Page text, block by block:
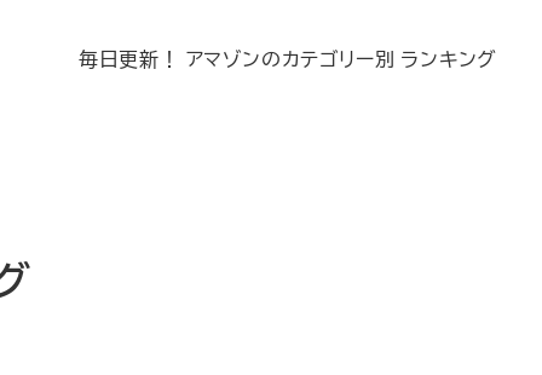
毎日更新！ アマゾンのカテゴリー別 ランキング